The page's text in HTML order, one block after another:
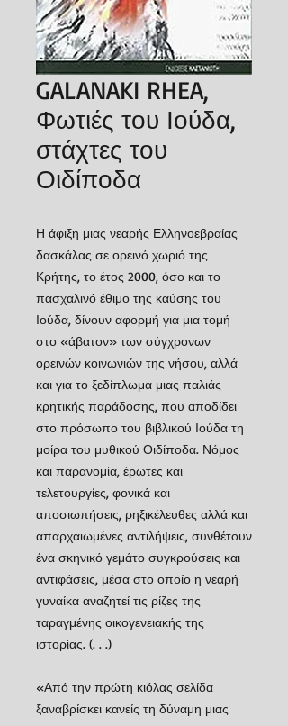
GALANAKI RHEA,
Φωτιές του Ιούδα,
στάχτες του
Οιδίποδα
Η άφιξη μιας νεαρής Ελληνοεβραίας
δασκάλας σε ορεινό χωριό της
Κρήτης, το έτος 2000, όσο και το
πασχαλινό έθιμο της καύσης του
Ιούδα, δίνουν αφορμή για μια τομή
στο «άβατον» των σύγχρονων
ορεινών κοινωνιών της νήσου, αλλά
και για το ξεδίπλωμα μιας παλιάς
κρητικής παράδοσης, που αποδίδει
στο πρόσωπο του βιβλικού Ιούδα τη
μοίρα του μυθικού Οιδίποδα. Νόμος
και παρανομία, έρωτες και
τελετουργίες, φονικά και
αποσιωπήσεις, ρηξικέλευθες αλλά και
απαρχαιωμένες αντιλήψεις, συνθέτουν
ένα σκηνικό γεμάτο συγκρούσεις και
αντιφάσεις, μέσα στο οποίο η νεαρή
γυναίκα αναζητεί τις ρίζες της
ταραγμένης οικογενειακής της
ιστορίας. (. . .)
«Από την πρώτη κιόλας σελίδα
ξαναβρίσκει κανείς τη δύναμη μιας